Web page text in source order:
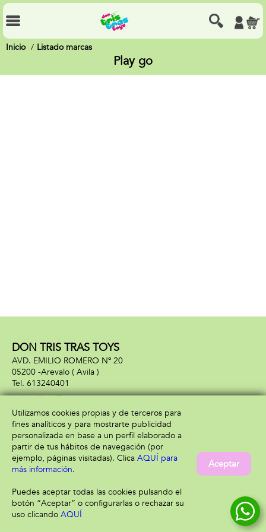
Inicio Listado marcas
Play go
DON TRIS TRAS TOYS
AVD. EMILIO ROMERO Nº 20
05200 -Arevalo ( Avila )
613240401
Información
Aviso legal
Política de privacidad
Política de cookies
Atención al cliente
Envío y devolución
Utilizamos cookies propias y de terceros para
fines analíticos y para mostrarte publicidad
personalizada en base a un perfil elaborado a
partir de tus hábitos de navegación (por
ejemplo, páginas visitadas). Clica AQUÍ para
más información.
Puedes aceptar todas las cookies pulsando el
botón “Aceptar” o configurarlas o rechazar su
uso clicando AQUÍ
Aceptar